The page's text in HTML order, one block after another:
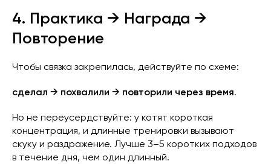
4. Практика → Награда →
Повторение
Чтобы связка закрепилась, действуйте по схеме:
сделал → похвалили → повторили через время.
Но не переусердствуйте: у котят короткая
концентрация, и длинные тренировки вызывают
скуку и раздражение. Лучше 3–5 коротких подходов
в течение дня, чем один длинный.